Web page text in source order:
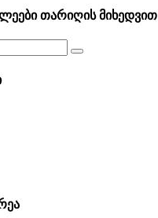
თარიღის მიხედვით